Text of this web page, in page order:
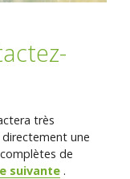
très
une
de
suivante .